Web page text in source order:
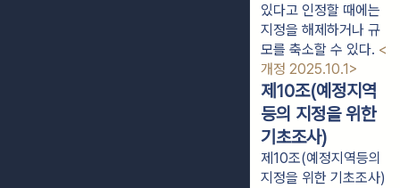
있다고 인정할 때에는
지정을 해제하거나 규
모를 축소할 수 있다. <
개정 2025.10.1>
제10조(예정지역
등의 지정을 위한
기초조사)
제10조(예정지역등의
지정을 위한 기초조사)